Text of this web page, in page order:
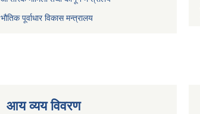
भौतिक पूर्वाधार विकास मन्त्रालय
आय व्यय विवरण